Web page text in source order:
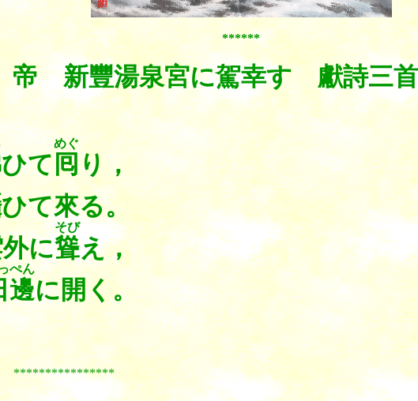
******
帝 新豐湯泉宮に駕幸す 獻詩三
ひて囘
めぐ
り，
ひて來る。
に聳
そび
え，
邊
ぺん
に開く。